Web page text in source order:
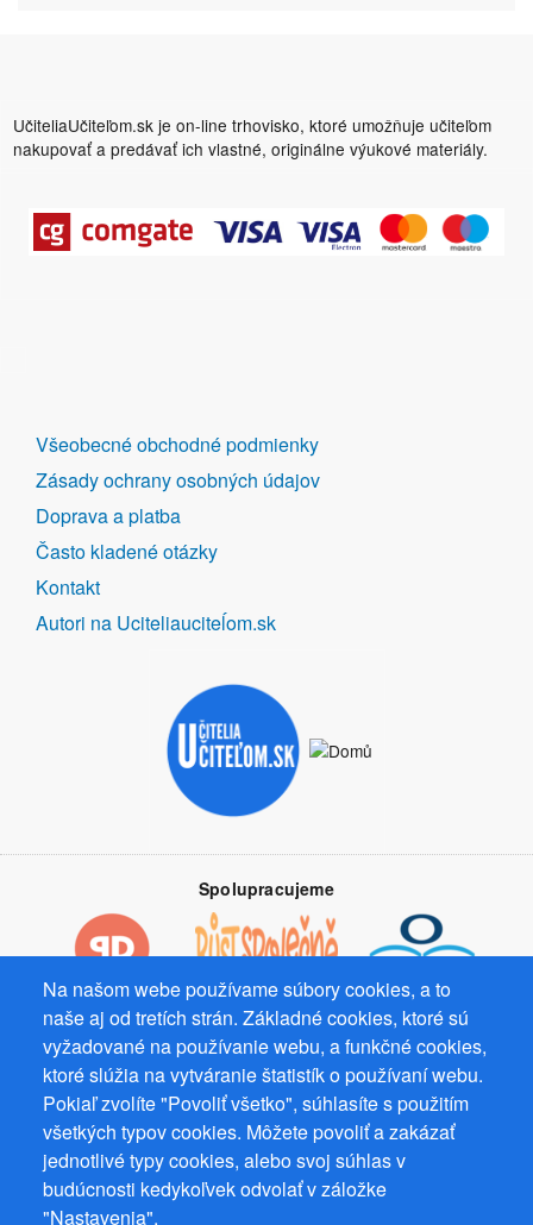
UčiteliaUčiteľom.sk je on-line trhovisko, ktoré umožňuje učiteľom
nakupovať a predávať ich vlastné, originálne výukové materiály.
Na našom webe používame súbory cookies, a to
naše aj od tretích strán. Základné cookies, ktoré sú
vyžadované na používanie webu, a funkčné cookies,
ktoré slúžia na vytváranie štatistík o používaní webu.
Pokiaľ zvolíte "Povoliť všetko", súhlasíte s použitím
všetkých typov cookies. Môžete povoliť a zakázať
jednotlivé typy cookies, alebo svoj súhlas v
budúcnosti kedykoľvek odvolať v záložke
"Nastavenia".
DALŠÍ
ODKAZY
Všeobecné obchodné podmienky
Zásady ochrany osobných údajov
Doprava a platba
Často kladené otázky
Kontakt
Autori na Uciteliauciteĺom.sk
Spolupracujeme
Prevádzkovateľ: Mgr. Bc. Žaneta Radimecká, MBA, Ostrov 256, 561
22 Ostrov, IČ 08993033, DIČ CZ9161263958
© 2026PuzzleWebss.r.o.